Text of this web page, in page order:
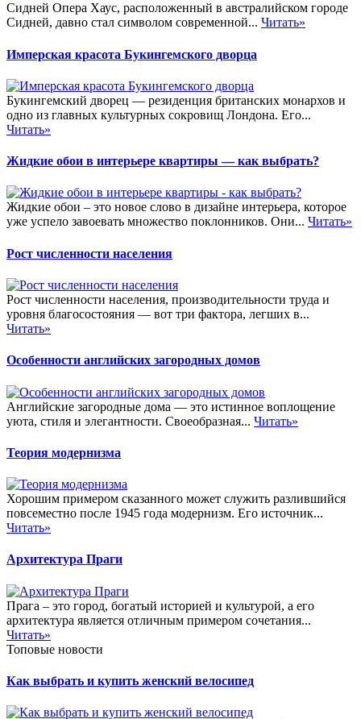
Сидней Опера Хаус, расположенный в австралийском городе
Сидней, давно стал символом современной... Читать»
Имперская красота Букингемского дворца
Букингемский дворец — резиденция британских монархов и
одно из главных культурных сокровищ Лондона. Его...
Читать»
Жидкие обои в интерьере квартиры — как выбрать?
Жидкие обои – это новое слово в дизайне интерьера, которое
уже успело завоевать множество поклонников. Они... Читать»
Рост численности населения
Рост численности населения, производительности труда и
уровня благосостояния — вот три фактора, легших в...
Читать»
Особенности английских загородных домов
Английские загородные дома — это истинное воплощение
уюта, стиля и элегантности. Своеобразная... Читать»
Теория модернизма
Хорошим примером сказанного может служить разлившийся
повсеместно после 1945 года модернизм. Его источник...
Читать»
Архитектура Праги
Прага – это город, богатый историей и культурой, а его
архитектура является отличным примером сочетания...
Читать»
Топовые новости
Как выбрать и купить женский велосипед